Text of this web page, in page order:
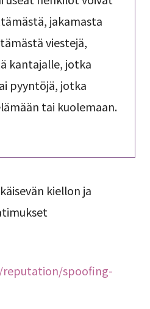
jakamasta
viestejä,
kantajalle, jotka
pyyntöjä, jotka
tai kuolemaan.
kiellon ja
spoofing-